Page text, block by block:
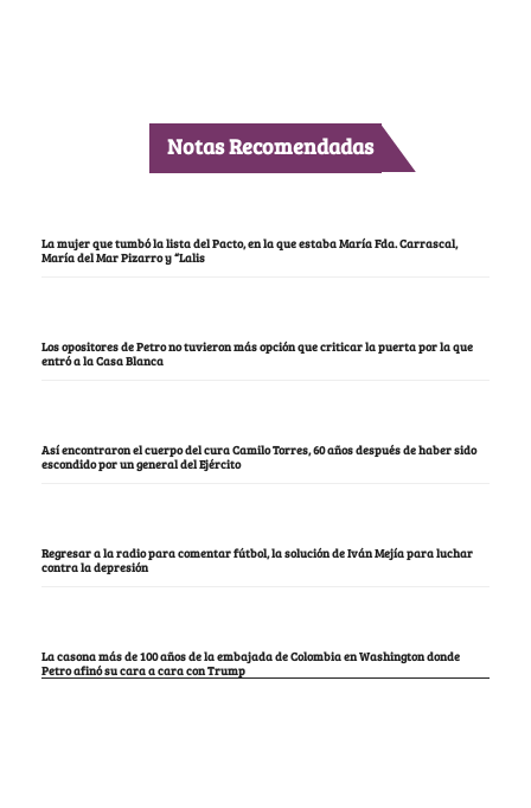
Notas Recomendadas
La mujer que tumbó la lista del Pacto, en la que estaba María Fda. Carrascal,
María del Mar Pizarro y “Lalis
Los opositores de Petro no tuvieron más opción que criticar la puerta por la que
entró a la Casa Blanca
Así encontraron el cuerpo del cura Camilo Torres, 60 años después de haber sido
escondido por un general del Ejército
Regresar a la radio para comentar fútbol, la solución de Iván Mejía para luchar
contra la depresión
La casona más de 100 años de la embajada de Colombia en Washington donde
Petro afinó su cara a cara con Trump